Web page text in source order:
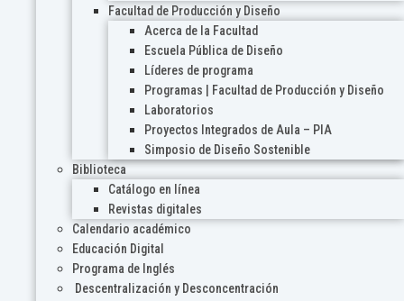
Facultad de Producción y Diseño
Acerca de la Facultad
Escuela Pública de Diseño
Líderes de programa
Programas | Facultad de Producción y Diseño
Laboratorios
Proyectos Integrados de Aula – PIA
Simposio de Diseño Sostenible
Biblioteca
Catálogo en línea
Revistas digitales
Calendario académico
Educación Digital
Programa de Inglés
Descentralización y Desconcentración